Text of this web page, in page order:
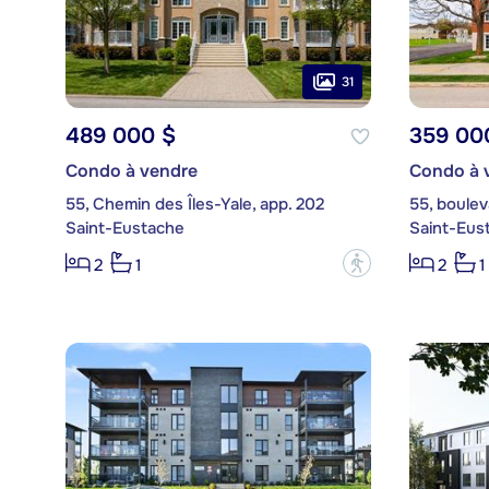
31
489 000 $
Condo à vendre
55, Chemin des Îles-Yale, app. 202
Saint-Eustache
2
1 ?
359
Condo à
55,
Saint-
2
1